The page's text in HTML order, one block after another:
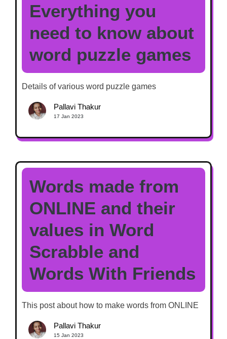
Everything you
need to know about
word puzzle games
Details of various word puzzle games
Pallavi Thakur
17 Jan 2023
Words made from
ONLINE and their
values in Word
Scrabble and
Words With Friends
This post about how to make words from ONLINE
Pallavi Thakur
15 Jan 2023